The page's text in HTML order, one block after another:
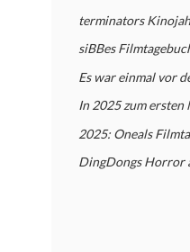
terminators
siBBes
Es war einmal vor
In 2025 zum ersten
2025: Oneals
DingDongs Horror